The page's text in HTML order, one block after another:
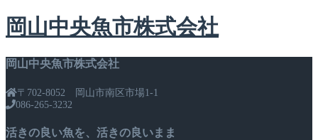
岡山中央魚市株式会社
岡山中央魚市株式会社
〒702-8052 岡山市南区市場1-1
086-265-3232
活きの良い魚を、活きの良いまま